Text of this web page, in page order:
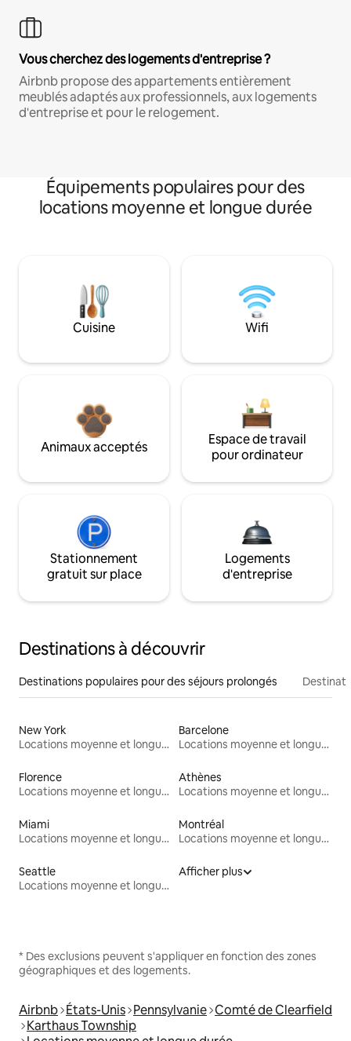
Vous cherchez des logements d'entreprise ?
Airbnb propose des appartements entièrement
meublés adaptés aux professionnels, aux logements
d'entreprise et pour le relogement.
Équipements populaires pour des
locations moyenne et longue durée
Cuisine Wifi
Animaux acceptés
Espace de travail
pour ordinateur
Stationnement
gratuit sur place
Logements
d'entreprise
Destinations à découvrir
Destinations populaires pour des séjours prolongés
New York
Locations moyenne et longue durée
Barcelone
Locations moyenne et longue durée
Florence
Locations moyenne et longue durée
Athènes
Locations moyenne et longue durée
Miami
Locations moyenne et longue durée
Montréal
Locations moyenne et longue durée
Seattle
Locations moyenne et longue durée
Afficher plus
* Des exclusions peuvent s'appliquer en fonction des zones
géographiques et des logements.
Airbnb États-Unis Pennsylvanie Comté de Clearfield
Karthaus Township